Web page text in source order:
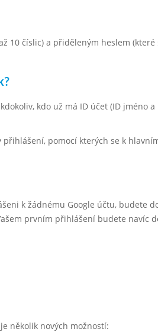
10 číslic) a přiděleným heslem
kdo už má ID účet (ID jméno
pomocí kterých se k
k žádnému Google účtu, budete
prvním přihlášení budete navíc
několik nových možností: